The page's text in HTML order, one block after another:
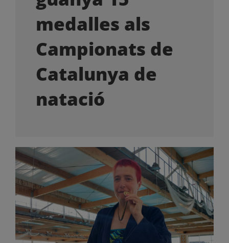
OFERTES LABORALS
LA BOTIGA
medalles als
Campionats de
Catalunya de
natació